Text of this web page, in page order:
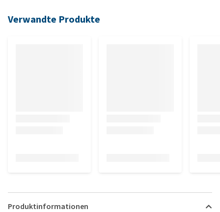
Verwandte Produkte
Produktinformationen